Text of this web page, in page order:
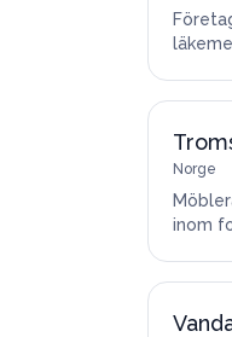
Norge
inom